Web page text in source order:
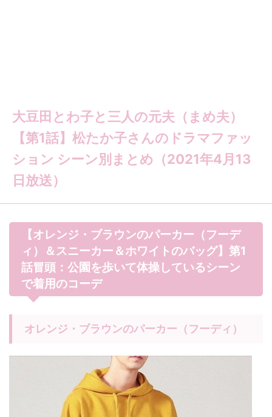
大豆田とわ子と三人の元夫（まめ夫）
【第1話】松たか子さんのドラマファッ
ション シーン別まとめ（2021年4月13
日放送）
【オレンジ・ブラウンのパーカー（フーデ
ィ）＆スニーカー＆ホワイトのバッグ】第1
話冒頭：公園を歩いて体操しているシーン
で着用のコーデ
オレンジ・ブラウンのパーカー（フーディ）